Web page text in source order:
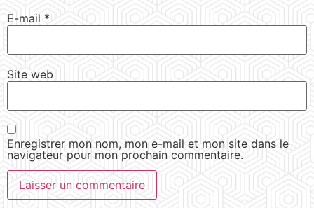
E-mail*
Site web
Enregistrer mon nom, mon e-mail et mon site dans le
navigateur pour mon prochain commentaire.